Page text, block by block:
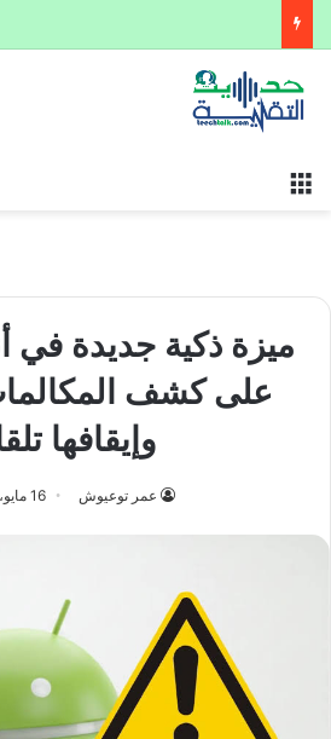
ميزة ذكية جديدة في
على كشف المكالمات
وإيقافها
عمر توعيوش 16 مايو، 2026